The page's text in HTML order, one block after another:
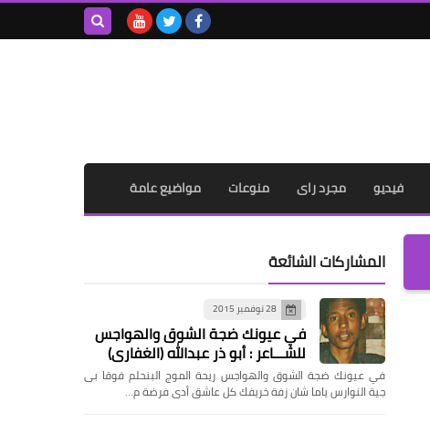
فيديو مجرد راى منوعات مواضيع عامة
المشاركات الشائعة
28 نوفمبر 2015
في عيونك ضجة الشوق والهواجس
للشـــاعر : أبو ذر عبدالله (الغفاري)
في عيونك ضجة الشوق والهواجس ريحة الموج البنحلم فوقا بى
جية النوارس ياما شان زفة خريفك كل عاشق أدى فرضة م…